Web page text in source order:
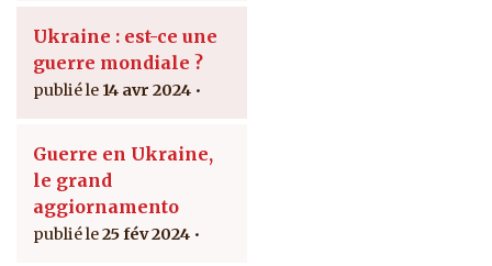
Ukraine : est-ce une
guerre mondiale ?
14 avr 2024
Guerre en Ukraine,
le grand
aggiornamento
25 fév 2024